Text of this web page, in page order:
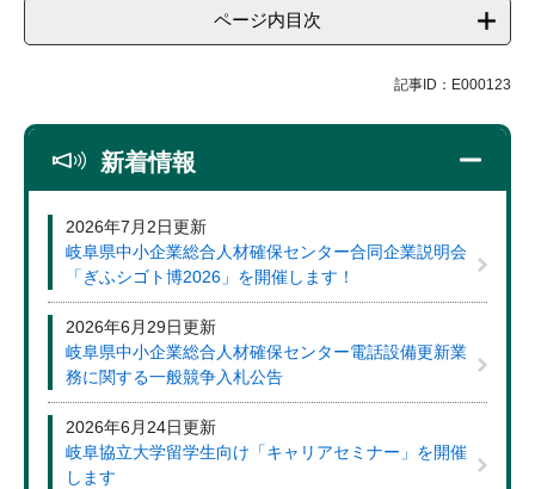
ページ内目次
記事ID：E000123
新着情報
2026年7月2日更新
岐阜県中小企業総合人材確保センター合同企業説明会
「ぎふシゴト博2026」を開催します！
2026年6月29日更新
岐阜県中小企業総合人材確保センター電話設備更新業
務に関する一般競争入札公告
2026年6月24日更新
岐阜協立大学留学生向け「キャリアセミナー」を開催
します